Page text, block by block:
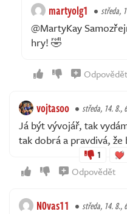
martyolg1 středa,
@MartyKay
hry! 🤣
Odpovědět
vojtasoo středa, 14. 8.,
Já být vývojář, tak
tak dobrá a pravdivá, že
1
Odpovědět
N0vas11 středa, 14. 8.,